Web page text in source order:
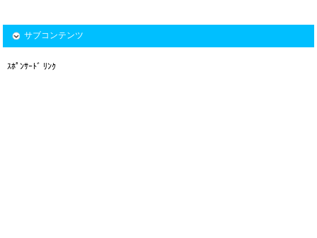
サブコンテンツ
ｽﾎﾟﾝｻｰﾄﾞ ﾘﾝｸ